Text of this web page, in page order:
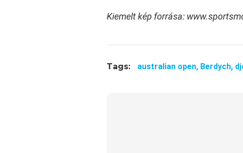
Kiemelt kép forrása:
Tags: australian open, Berdych,